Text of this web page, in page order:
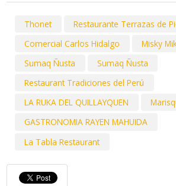
Thonet
Restaurante Terrazas de
Comercial Carlos Hidalgo
Misky
Sumaq Ñusta
Sumaq Ñusta
Restaurant Tradiciones del Perú
LA RUKA DEL QUILLAYQUEN
GASTRONOMIA RAYEN MAHUIDA
La Tabla Restaurant